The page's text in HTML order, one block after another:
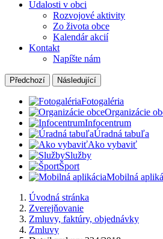
Udalosti v obci
Rozvojové aktivity
Zo života obce
Kalendár akcií
Kontakt
Napíšte nám
Předchozí Následující
Fotogaléria
Organizácie
Infocentrum
Úradná tabuľa
Ako vybaviť
Služby
Šport
Mobilná
Úvodná stránka
Zverejňovanie
Zmluvy, faktúry, objednávky
Zmluvy